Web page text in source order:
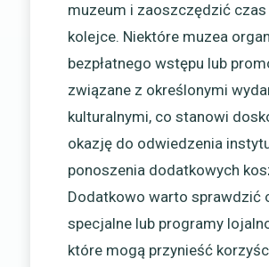
muzeum i zaoszczędzić
kolejce. Niektóre muzea
bezpłatnego wstępu lub
związane z określonymi
kulturalnymi, co stanowi
okazję do odwiedzenia
ponoszenia dodatkowych
Dodatkowo warto sprawdzić
specjalne lub programy
które mogą przynieść